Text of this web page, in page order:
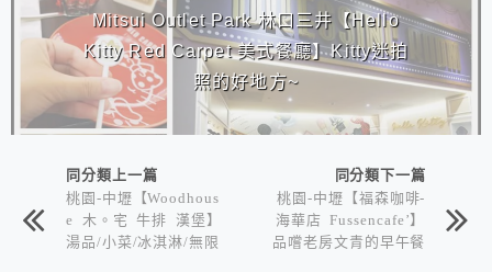
Mitsui Outlet Park 林口三井【Hello
Kitty Red Carpet 美式餐廳】Kitty迷拍
照的好地方~
同分類上一篇
桃園-中壢【Woodhous
e 木。宅 牛排 漢堡】
湯品/小菜/冰淇淋/無限
同分類下一篇
桃園-中壢【福森咖啡-
海華店 Fussencafe’】
品嚐老房文青的早午餐